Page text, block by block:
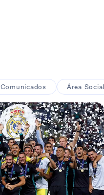
Comunicados Área